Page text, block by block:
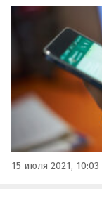
сих пор
других
смартфона…
15 июля 2021, 10:03